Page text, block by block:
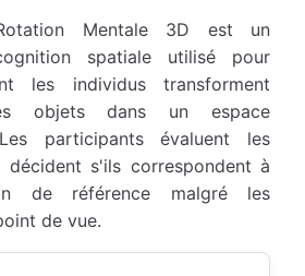
Mentale 3D est un
spatiale utilisé pour
les individus transforment
objets dans un espace
participants évaluent les
s'ils correspondent à
de référence malgré les
de vue.